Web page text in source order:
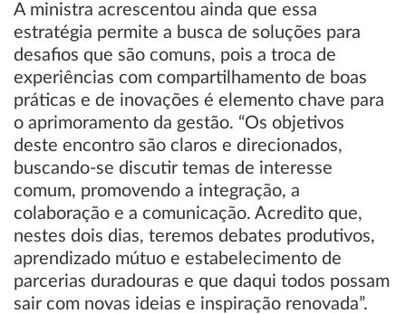
A ministra acrescentou ainda que essa
estratégia permite a busca de soluções para
desafios que são comuns, pois a troca de
experiências com compartilhamento de boas
práticas e de inovações é elemento chave para
o aprimoramento da gestão. “Os objetivos
deste encontro são claros e direcionados,
buscando-se discutir temas de interesse
comum, promovendo a integração, a
colaboração e a comunicação. Acredito que,
nestes dois dias, teremos debates produtivos,
aprendizado mútuo e estabelecimento de
parcerias duradouras e que daqui todos possam
sair com novas ideias e inspiração renovada”.